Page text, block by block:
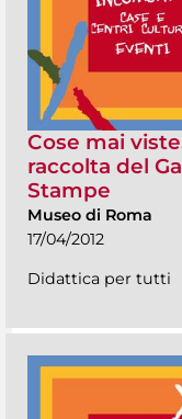
Cose mai
raccolta del
Stampe
Museo di Roma
17/04/2012
Didattica per tutti